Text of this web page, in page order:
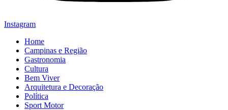
Instagram
Home
Campinas e Região
Gastronomia
Cultura
Bem Viver
Arquitetura e Decoração
Política
Sport Motor